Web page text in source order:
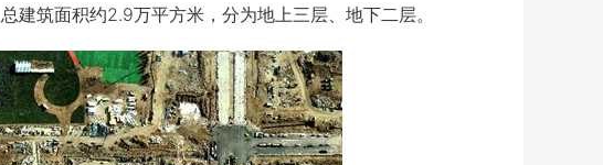
筑面积约2.9万平方米，分为地上三层、地下二层。